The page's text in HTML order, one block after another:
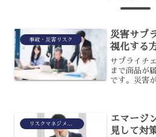
事故・災害リスク
災害サプ
視化する
サプライチ
まで商品が
です。災害
ておく必要
リスクマネジメント
エマージ
見して対